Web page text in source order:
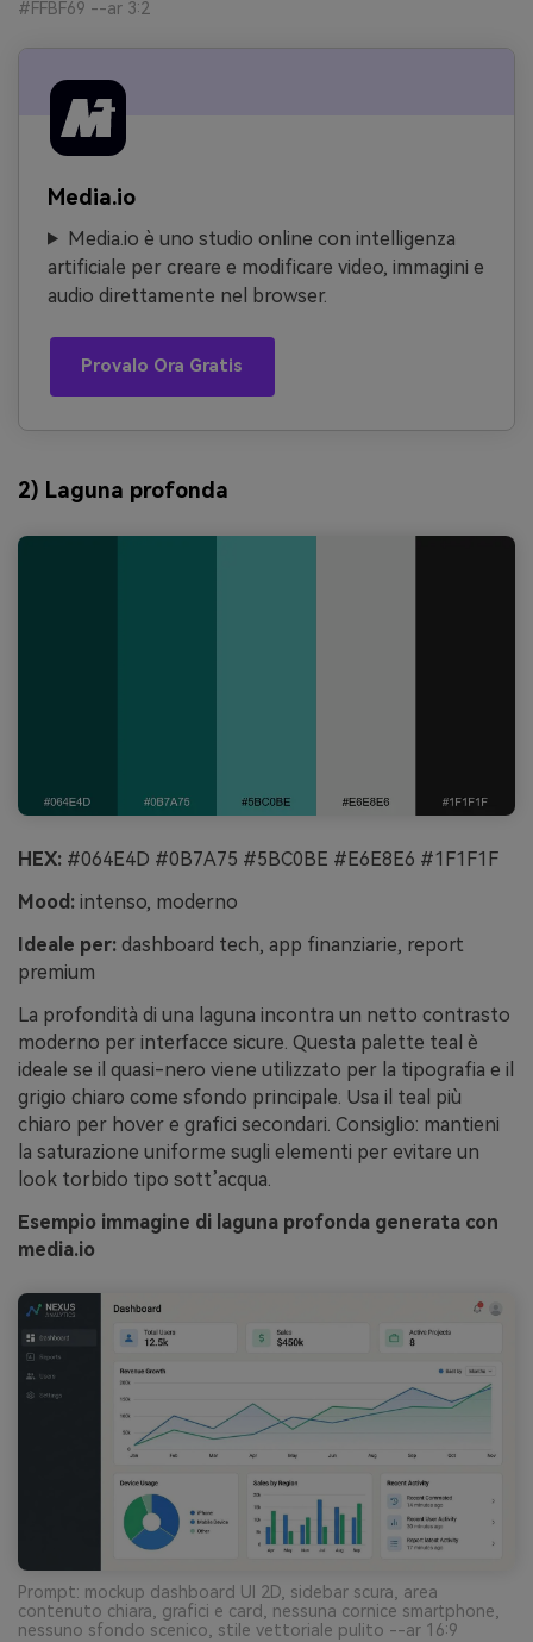
#FFBF69 --ar 3:2
Media.io
Media.io è uno studio online con intelligenza
artificiale per creare e modificare video, immagini e
audio direttamente nel browser.
Provalo Ora Gratis
2) Laguna profonda
HEX: #064E4D #0B7A75 #5BC0BE #E6E8E6 #1F1F1F
Mood: intenso, moderno
Ideale per: dashboard tech, app finanziarie, report
premium
La profondità di una laguna incontra un netto contrasto
moderno per interfacce sicure. Questa palette teal è
ideale se il quasi-nero viene utilizzato per la tipografia e il
grigio chiaro come sfondo principale. Usa il teal più
chiaro per hover e grafici secondari. Consiglio: mantieni
la saturazione uniforme sugli elementi per evitare un
look torbido tipo sott’acqua.
Esempio immagine di laguna profonda generata con
media.io
Prompt: mockup dashboard UI 2D, sidebar scura, area
contenuto chiara, grafici e card, nessuna cornice smartphone,
nessuno sfondo scenico, stile vettoriale pulito --ar 16:9